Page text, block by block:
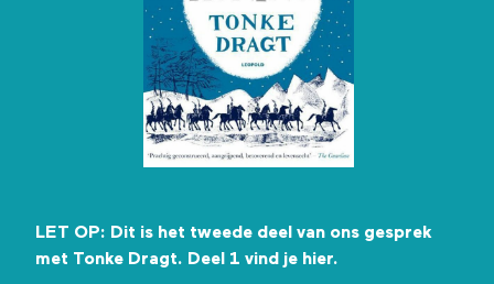
LET OP: Dit is het tweede deel van ons gesprek
met Tonke Dragt. Deel 1 vind je hier.